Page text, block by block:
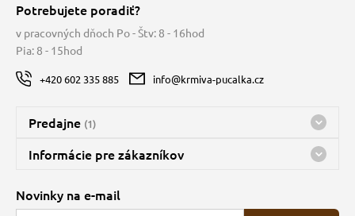
Potrebujete poradiť?
v pracovných dňoch Po - Štv: 8 - 16hod
Pia: 8 - 15hod
+420 602 335 885 info@krmiva-pucalka.cz
Predajne (1)
Predajňa a sklad Kbely
Bohužiaľ, momentálne máme zatvorené
Informácie pre zákazníkov
O spoločnosti
Novinky na e-mail